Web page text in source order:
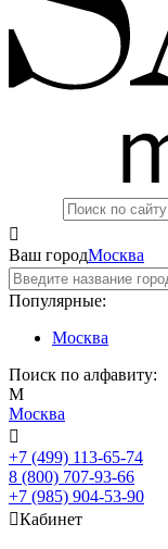

Ваш городМосква
Популярные:
Москва
Поиск по алфавиту:
М
Москва

+7 (499) 113-65-74
8 (800) 707-93-66
+7 (985) 904-53-90
Кабинет